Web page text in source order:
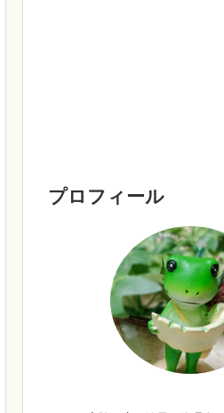
プロフィール